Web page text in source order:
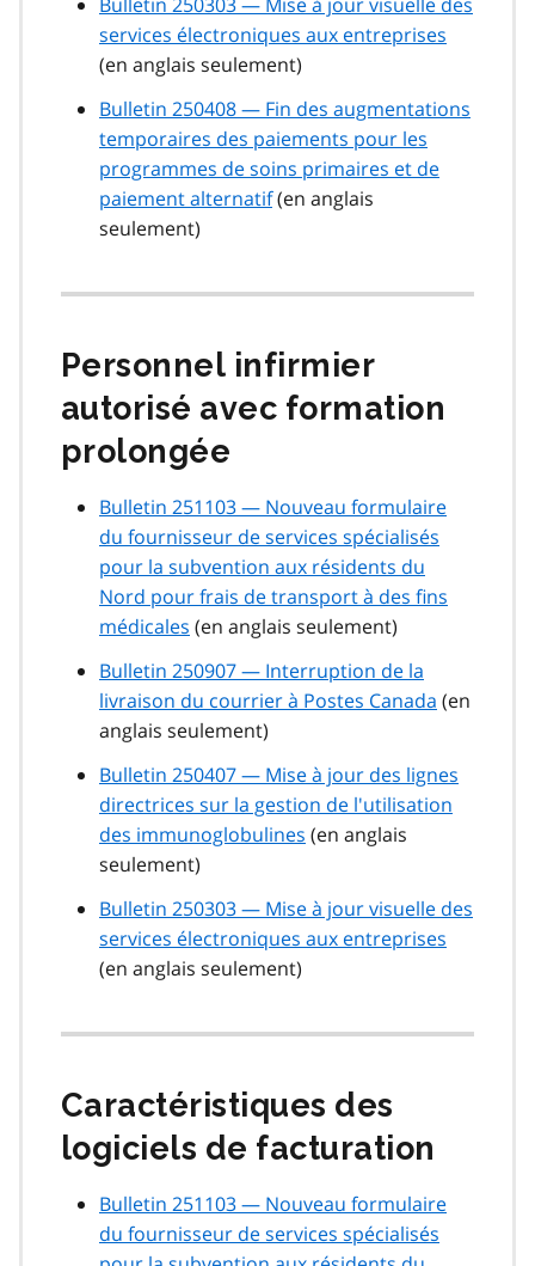
services électroniques aux entreprises
(en anglais seulement)
Bulletin 250408 — Fin des augmentations
temporaires des paiements pour les
programmes de soins primaires et de
paiement alternatif(en anglais
seulement)
Personnel infirmier
autorisé avec formation
prolongée
Bulletin 251103 — Nouveau formulaire
du fournisseur de services spécialisés
pour la subvention aux résidents du
Nord pour frais de transport à des fins
médicales (en anglais seulement)
Bulletin 250907 — Interruption de la
livraison du courrier à Postes Canada (en
anglais seulement)
Bulletin 250407 — Mise à jour des lignes
directrices sur la gestion de l'utilisation
des immunoglobulines (en anglais
seulement)
Bulletin 250303 — Mise à jour visuelle des
services électroniques aux entreprises
(en anglais seulement)
Caractéristiques des
logiciels de facturation
Bulletin 251103 — Nouveau formulaire
du fournisseur de services spécialisés